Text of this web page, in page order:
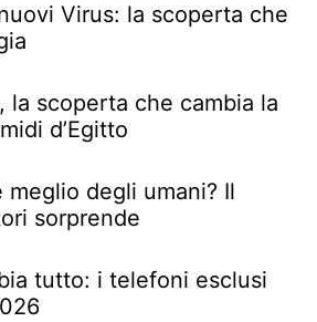
Virus: la scoperta che
la scoperta che cambia la
d’Egitto
meglio degli umani? Il
sorprende
tutto: i telefoni esclusi